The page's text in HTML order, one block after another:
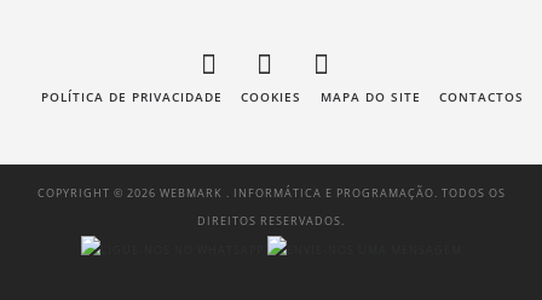
POLÍTICA DE PRIVACIDADE COOKIES MAPA DO SITE CONTACTOS
COPYRIGHT © 2026 WEBMARK . INFORMÁTICA E PROGRAMAÇÃO. TODOS OS
DIREITOS RESERVADOS.